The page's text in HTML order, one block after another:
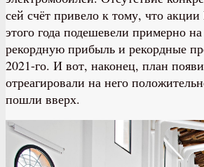
сей счёт привело к тому, что акции
этого года подешевели примерно
рекордную прибыль и рекордные
2021-го. И вот, наконец, план
отреагировали на него
пошли вверх.